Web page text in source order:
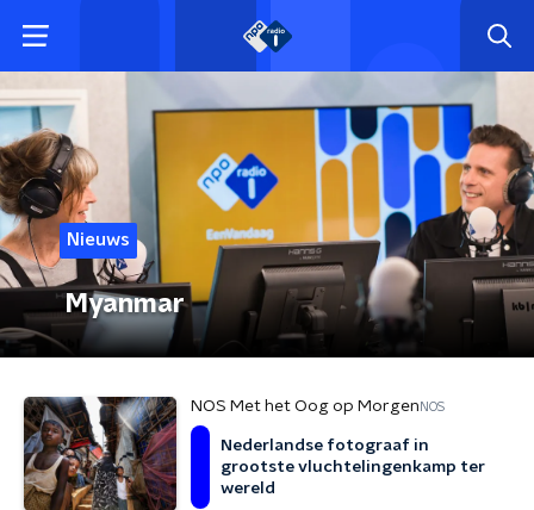
Nieuws
Myanmar
NOS Met het Oog op Morgen NOS
Nederlandse fotograaf in
grootste vluchtelingenkamp ter
wereld